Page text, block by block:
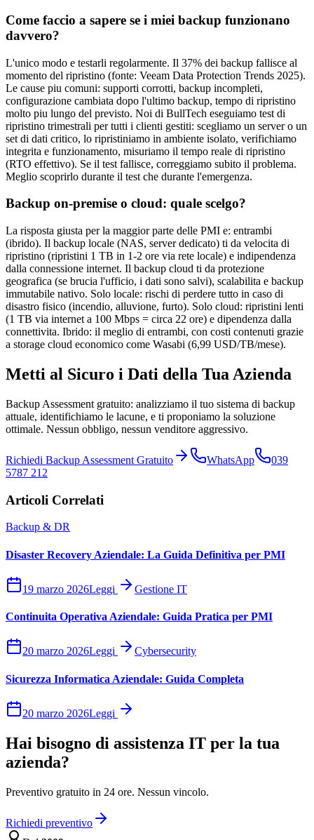
Come faccio a sapere se i miei backup funzionano
davvero?
L'unico modo e testarli regolarmente. Il 37% dei backup fallisce al
momento del ripristino (fonte: Veeam Data Protection Trends 2025).
Le cause piu comuni: supporti corrotti, backup incompleti,
configurazione cambiata dopo l'ultimo backup, tempo di ripristino
molto piu lungo del previsto. Noi di BullTech eseguiamo test di
ripristino trimestrali per tutti i clienti gestiti: scegliamo un server o un
set di dati critico, lo ripristiniamo in ambiente isolato, verifichiamo
integrita e funzionamento, misuriamo il tempo reale di ripristino
(RTO effettivo). Se il test fallisce, correggiamo subito il problema.
Meglio scoprirlo durante il test che durante l'emergenza.
Backup on-premise o cloud: quale scelgo?
La risposta giusta per la maggior parte delle PMI e: entrambi
(ibrido). Il backup locale (NAS, server dedicato) ti da velocita di
ripristino (ripristini 1 TB in 1-2 ore via rete locale) e indipendenza
dalla connessione internet. Il backup cloud ti da protezione
geografica (se brucia l'ufficio, i dati sono salvi), scalabilita e backup
immutabile nativo. Solo locale: rischi di perdere tutto in caso di
disastro fisico (incendio, alluvione, furto). Solo cloud: ripristini lenti
(1 TB via internet a 100 Mbps = circa 22 ore) e dipendenza dalla
connettivita. Ibrido: il meglio di entrambi, con costi contenuti grazie
a storage cloud economico come Wasabi (6,99 USD/TB/mese).
Metti al Sicuro i Dati della Tua Azienda
Backup Assessment gratuito: analizziamo il tuo sistema di backup
attuale, identifichiamo le lacune, e ti proponiamo la soluzione
ottimale. Nessun obbligo, nessun venditore aggressivo.
Richiedi Backup Assessment Gratuito WhatsApp
039
5787 212
Articoli Correlati
Backup & DR
Disaster Recovery Aziendale: La Guida Definitiva per PMI
19 marzo 2026Leggi Gestione IT
Continuita Operativa Aziendale: Guida Pratica per PMI
20 marzo 2026Leggi Cybersecurity
Sicurezza Informatica Aziendale: Guida Completa
20 marzo 2026Leggi
Hai bisogno di assistenza IT per la tua
azienda?
Preventivo gratuito in 24 ore. Nessun vincolo.
Richiedi preventivo